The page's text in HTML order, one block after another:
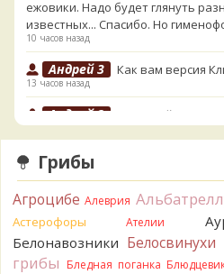
ежовики. Надо будет глянуть
известных... Спасибо. Но
10 часов назад
Андрей 3 Как вам версия
13 часов назад
Андрей 3 Он самый!
13 часов назад
Verona
информативные фото. То, что
вопросы.
13 часов назад
Павел
Может и постия, только
берёзы, и гименофор шипчатый;
Грибы
Агроцибе Алеврия
Астерофоры
Ателии
Белонавозники Белосвинухи
грибы Бледная поганка